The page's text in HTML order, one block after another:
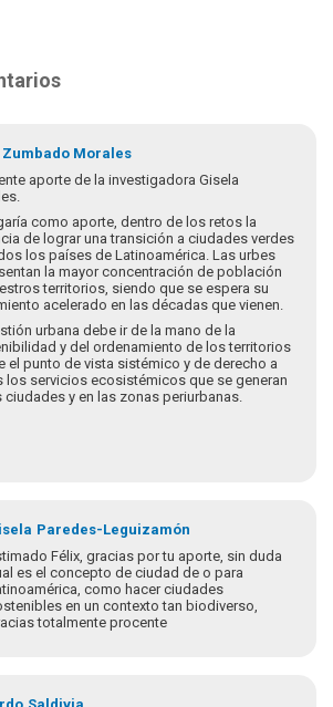
Zumbado Morales
aporte de la investigadora Gisela
como aporte, dentro de los retos la
de lograr una transición a ciudades verdes
los países de Latinoamérica. Las urbes
la mayor concentración de población
territorios, siendo que se espera su
acelerado en las décadas que vienen.
urbana debe ir de la mano de la
y del ordenamiento de los territorios
el punto de vista sistémico y de derecho a
los servicios ecosistémicos que se generan
ciudades y en las zonas periurbanas.
Paredes-Leguizamón
Félix, gracias por tu aporte, sin duda
es el concepto de ciudad de o para
como hacer ciudades
en un contexto tan biodiverso,
totalmente procente